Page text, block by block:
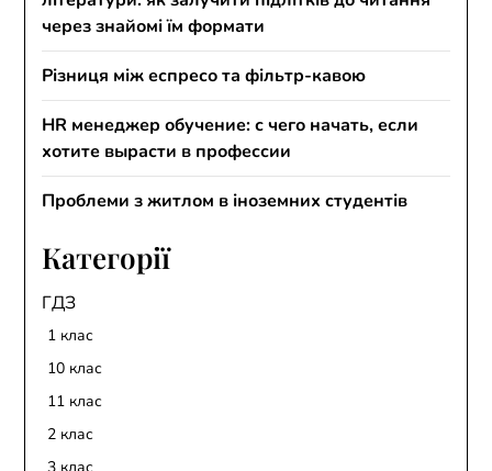
через знайомі їм формати
Різниця між еспресо та фільтр-кавою
HR менеджер обучение: с чего начать, если
хотите вырасти в профессии
Проблеми з житлом в іноземних студентів
Категорії
ГДЗ
1 клас
10 клас
11 клас
2 клас